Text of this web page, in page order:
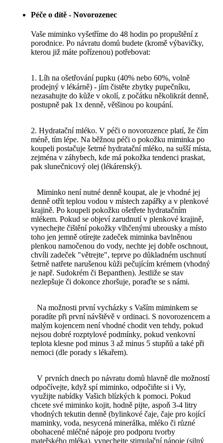
Péče o dítě - Novorozenec
Vaše miminko vyšetříme do 48 hodin po propuštění z
porodnice. Po návratu domů budete (kromě výbavičky,
kterou již máte pořízenou) potřebovat:
1. Líh na ošetřování pupku (40% nebo 60%, volně
prodejný v lékárně) - jím čistěte zbytky pupečníku,
nezasahujte do kůže v okolí, z počátku několikrát denně,
postupně pak 1x denně, většinou po koupání.
2. Hydratační mléko. V péči o novorozence platí, že čím
méně, tím lépe. Na běžnou péči o pokožku miminka po
koupeli postačuje šetrné hydratační mléko, na sušší místa,
zejména v záhybech, kde má pokožka tendenci praskat,
pak slunečnicový olej (lékárenský).
Miminko není nutné denně koupat, ale je vhodné jej
denně otřít teplou vodou v místech zapářky a v plenkové
krajině. Po koupeli pokožku ošetřete hydratačním
mlékem. Pokud se objeví zarudnutí v plenkové krajině,
vynechejte čištění pokožky vlhčenými ubrousky a místo
toho jen jemně otírejte zadeček miminka bavlněnou
plenkou namočenou do vody, nechte jej dobře oschnout,
chvíli zadeček "větrejte", teprve po důkladném uschnutí
šetrně natřete narušenou kůži pečujícím krémem (vhodný
je např. Sudokrém či Bepanthen). Jestliže se stav
nezlepšuje či dokonce zhoršuje, poraďte se s námi.
Na možnosti první vycházky s Vaším miminkem se
poradíte při první návštěvě v ordinaci. S novorozencem a
malým kojencem není vhodné chodit ven tehdy, pokud
nejsou dobré rozptylové podmínky, pokud venkovní
teplota klesne pod minus 3 až minus 5 stupňů a také při
nemoci (dle porady s lékařem).
V prvních dnech po návratu domů hlavně dle možností
odpočívejte, když spí miminko, odpočiňte si i Vy,
využijte nabídky Vašich blízkých k pomoci. Pokud
chcete své miminko kojit, hodně pijte, aspoň 3-4 litry
vhodných tekutin denně (bylinkové čaje, čaje pro kojící
maminky, voda, nesycená minerálka, mléko či různé
obohacené mléčné nápoje pro podporu tvorby
mateřského mléka), vynechejte stimulační nápoje (silný